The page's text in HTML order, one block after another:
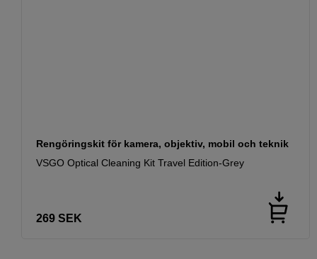
Rengöringskit för kamera, objektiv, mobil och teknik
VSGO Optical Cleaning Kit Travel Edition-Grey
269 SEK